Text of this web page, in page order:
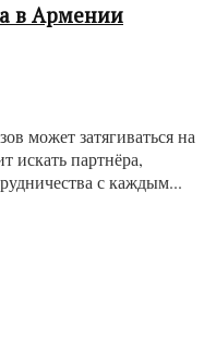
в Армении
может затягиваться на
искать партнёра,
с каждым...